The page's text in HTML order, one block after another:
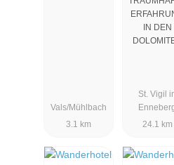
Vals/Mühlbach
3.1 km
IN DEN
St. Vigil
24.1 km